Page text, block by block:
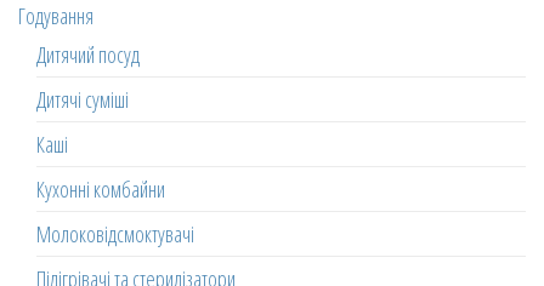
Годування
Дитячий посуд
Дитячі суміші
Каші
Кухонні комбайни
Молоковідсмоктувачі
Підігрівачі та стерилізатори